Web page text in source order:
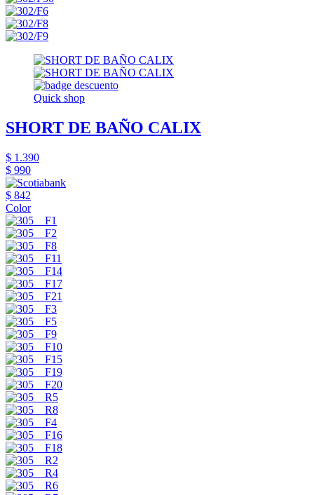
Quick shop
SHORT DE BAÑO CALIX
$ 1.390
$ 990
$ 842
Color